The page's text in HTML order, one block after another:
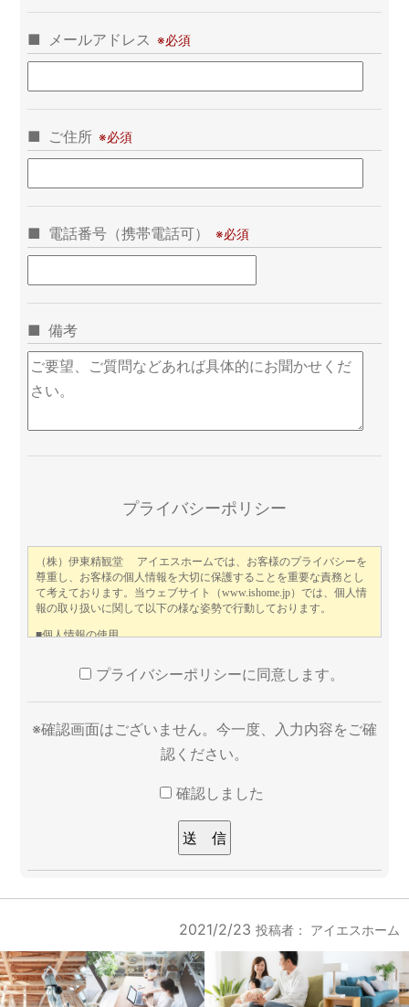
メールアドレス
ご住所
電話番号（携帯電話可）
備考
プライバシーポリシー
プライバシーポリシーに同意します。
※確認画面はございません。今一度、入力内容をご確
認ください。
確認しました
2021/2/23 投稿者： アイエスホーム